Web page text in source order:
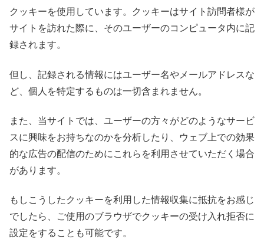
クッキーを使用しています。クッキーはサイト訪問者様が
サイトを訪れた際に、そのユーザーのコンピュータ内に記
録されます。
但し、記録される情報にはユーザー名やメールアドレスな
ど、個人を特定するものは一切含まれません。
また、当サイトでは、ユーザーの方々がどのようなサービ
スに興味をお持ちなのかを分析したり、ウェブ上での効果
的な広告の配信のためにこれらを利用させていただく場合
があります。
もしこうしたクッキーを利用した情報収集に抵抗をお感じ
でしたら、ご使用のブラウザでクッキーの受け入れ拒否に
設定をすることも可能です。